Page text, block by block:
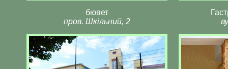
бювет
пров. Шкільний, 2